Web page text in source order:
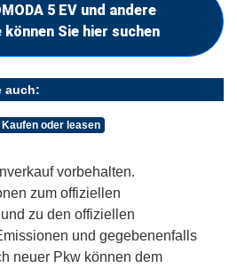
5 EV und andere
können Sie hier suchen
auch:
oder leasen
vorbehalten.
zum offiziellen
zu den offiziellen
und gegebenenfalls
neuer Pkw können dem